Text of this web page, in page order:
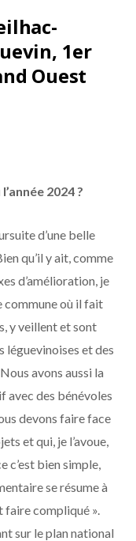
o r
1er
Ouest
2024 ?
d’une belle
qu’il y ait, comme
d’amélioration, je
commune où il fait
y veillent et sont
léguevinoises et des
avons aussi la
avec des bénévoles
devons faire face
et qui, je l’avoue,
c’est bien simple,
se résume à
faire compliqué ».
sur le plan national